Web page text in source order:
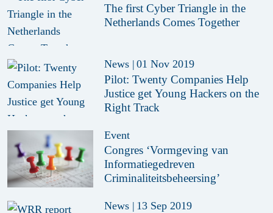
The first Cyber Triangle in the
Netherlands Comes Together
News | 01 Nov 2019
Pilot: Twenty Companies Help
Justice get Young Hackers on the
Right Track
Event
Congres ‘Vormgeving van
Informatiegedreven
Criminaliteitsbeheersing’
News | 13 Sep 2019